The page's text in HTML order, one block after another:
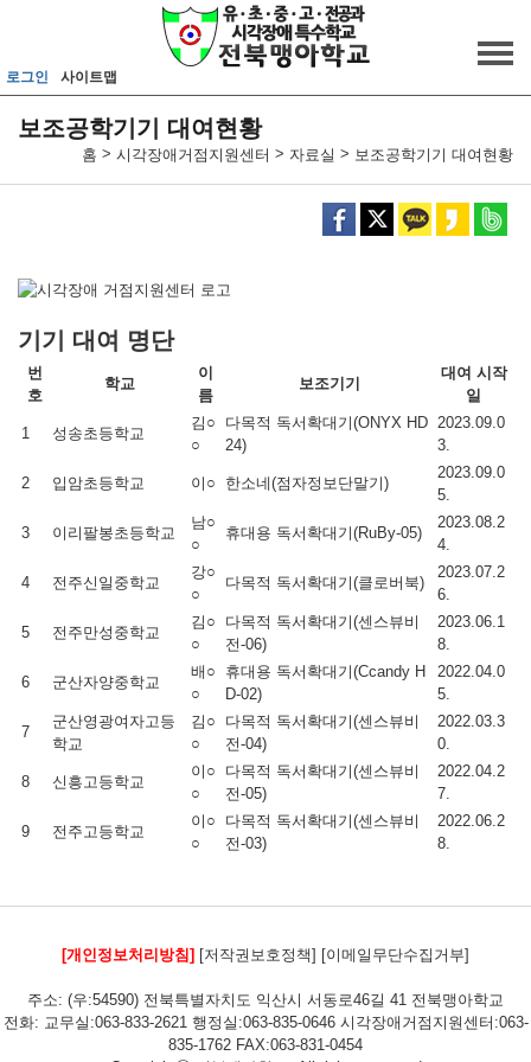
메인메뉴 바로가기
본문내용 바로가기
로그인 사이트맵
보조공학기기 대여현황
홈 > 시각장애거점지원센터 > 자료실 > 보조공학기기 대여현황
기기 대여 명단
번
호
학교
이
름
보조기기
대여 시작
일
1 성송초등학교
김○
○
다목적 독서확대기(ONYX HD
24)
2023.09.0
3.
2 입암초등학교 이○ 한소네(점자정보단말기)
2023.09.0
5.
3 이리팔봉초등학교
남○
○
휴대용 독서확대기(RuBy-05)
2023.08.2
4.
4 전주신일중학교
강○
○
다목적 독서확대기(클로버북)
2023.07.2
6.
5 전주만성중학교
김○
○
다목적 독서확대기(센스뷰비
전-06)
2023.06.1
8.
6 군산자양중학교
배○
○
휴대용 독서확대기(Ccandy H
D-02)
2022.04.0
5.
7
군산영광여자고등
학교
김○
○
다목적 독서확대기(센스뷰비
전-04)
2022.03.3
0.
8 신흥고등학교
이○
○
다목적 독서확대기(센스뷰비
전-05)
2022.04.2
7.
9 전주고등학교
이○
○
다목적 독서확대기(센스뷰비
전-03)
2022.06.2
8.
[개인정보처리방침] [저작권보호정책] [이메일무단수집거부]
주소: (우:54590) 전북특별자치도 익산시 서동로46길 41 전북맹아학교
전화: 교무실:063-833-2621 행정실:063-835-0646 시각장애거점지원센터:063-
835-1762 FAX:063-831-0454